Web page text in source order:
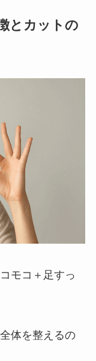
とカットの
モコ＋足すっ
体を整えるの